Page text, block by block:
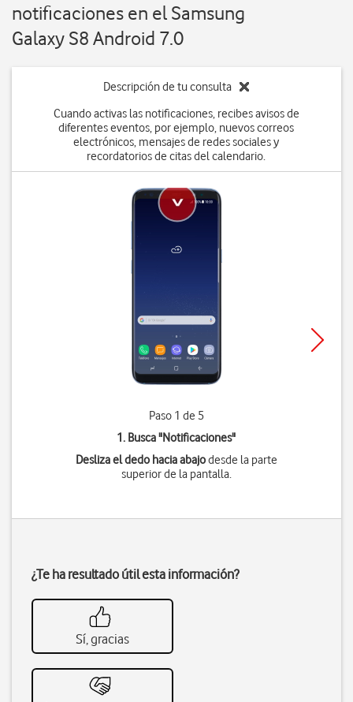
notificaciones en el Samsung
Galaxy S8 Android 7.0
Descripción de tu consulta
Cuando activas las notificaciones, recibes avisos de
diferentes eventos, por ejemplo, nuevos correos
electrónicos, mensajes de redes sociales y
recordatorios de citas del calendario.
Paso 1 de 5
1. Busca "Notificaciones"
Desliza el dedo hacia abajodesde la parte
superior de la pantalla.
¿Te ha resultado útil esta información?
Sí, gracias